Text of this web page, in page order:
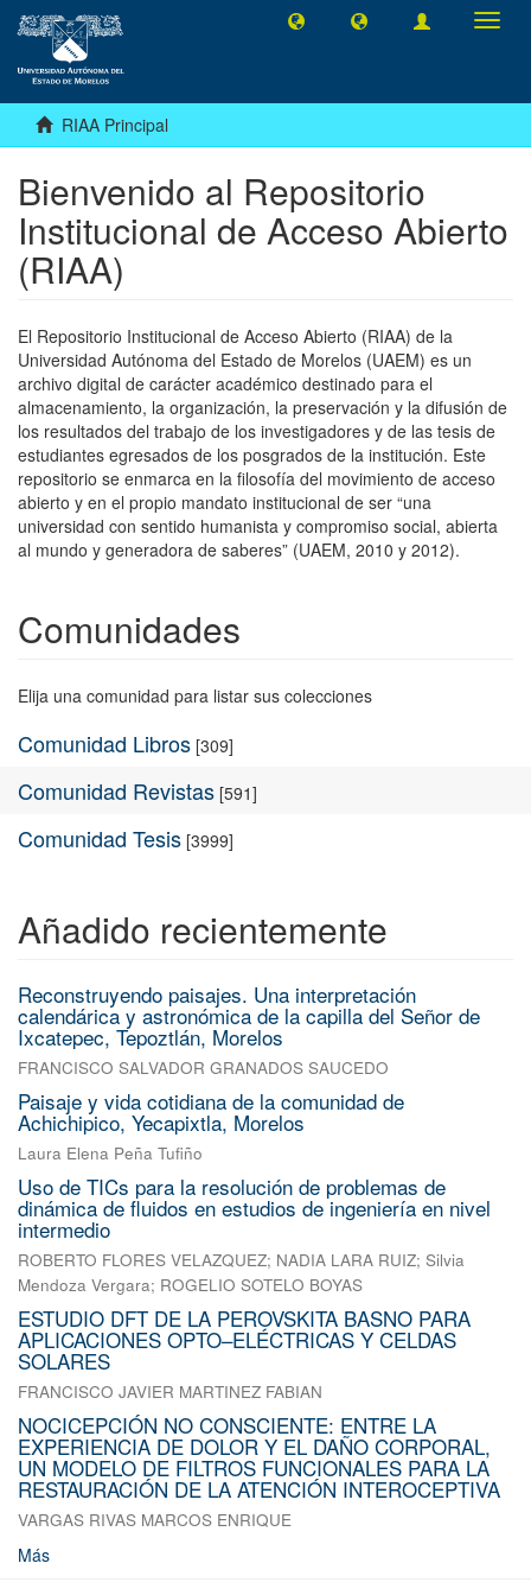
RIAA Principal
Bienvenido al Repositorio
Institucional de Acceso Abierto
(RIAA)
El Repositorio Institucional de Acceso Abierto (RIAA) de la
Universidad Autónoma del Estado de Morelos (UAEM) es un
archivo digital de carácter académico destinado para el
almacenamiento, la organización, la preservación y la difusión de
los resultados del trabajo de los investigadores y de las tesis de
estudiantes egresados de los posgrados de la institución. Este
repositorio se enmarca en la filosofía del movimiento de acceso
abierto y en el propio mandato institucional de ser “una
universidad con sentido humanista y compromiso social, abierta
al mundo y generadora de saberes” (UAEM, 2010 y 2012).
Comunidades
Elija una comunidad para listar sus colecciones
Comunidad Libros [309]
Comunidad Revistas [591]
Comunidad Tesis [3999]
Añadido recientemente
Reconstruyendo paisajes. Una interpretación
calendárica y astronómica de la capilla del Señor de
Ixcatepec, Tepoztlán, Morelos
FRANCISCO SALVADOR GRANADOS SAUCEDO
Paisaje y vida cotidiana de la comunidad de
Achichipico, Yecapixtla, Morelos
Laura Elena Peña Tufiño
Uso de TICs para la resolución de problemas de
dinámica de fluidos en estudios de ingeniería en nivel
intermedio
ROBERTO FLORES VELAZQUEZ; NADIA LARA RUIZ; Silvia
Mendoza Vergara; ROGELIO SOTELO BOYAS
ESTUDIO DFT DE LA PEROVSKITA BASNO PARA
APLICACIONES OPTO–ELÉCTRICAS Y CELDAS
SOLARES
FRANCISCO JAVIER MARTINEZ FABIAN
NOCICEPCIÓN NO CONSCIENTE: ENTRE LA
EXPERIENCIA DE DOLOR Y EL DAÑO CORPORAL,
UN MODELO DE FILTROS FUNCIONALES PARA LA
RESTAURACIÓN DE LA ATENCIÓN INTEROCEPTIVA
VARGAS RIVAS MARCOS ENRIQUE
Más